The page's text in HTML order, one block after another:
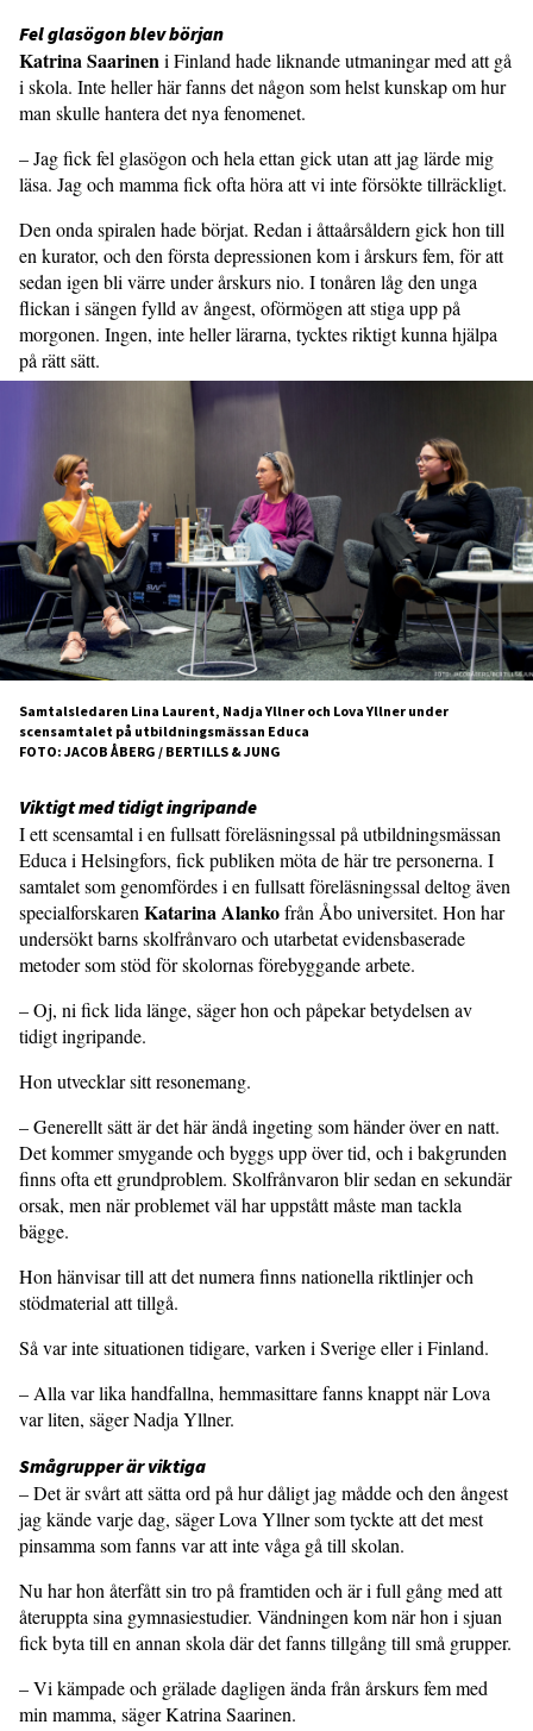
Fel glasögon blev början
Katrina Saarineni Finland hade liknande utmaningar med att gå
i skola. Inte heller här fanns det någon som helst kunskap om hur
man skulle hantera det nya fenomenet.
– Jag fick fel glasögon och hela ettan gick utan att jag lärde mig
läsa. Jag och mamma fick ofta höra att vi inte försökte tillräckligt.
Den onda spiralen hade börjat. Redan i åttaårsåldern gick hon till
en kurator, och den första depressionen kom i årskurs fem, för att
sedan igen bli värre under årskurs nio. I tonåren låg den unga
flickan i sängen fylld av ångest, oförmögen att stiga upp på
morgonen. Ingen, inte heller lärarna, tycktes riktigt kunna hjälpa
på rätt sätt.
Samtalsledaren Lina Laurent, Nadja Yllner och Lova Yllner under
scensamtalet på utbildningsmässan Educa
FOTO: JACOB ÅBERG / BERTILLS & JUNG
Viktigt med tidigt ingripande
I ett scensamtal i en fullsatt föreläsningssal på utbildningsmässan
Educa i Helsingfors, fick publiken möta de här tre personerna. I
samtalet som genomfördes i en fullsatt föreläsningssal deltog även
specialforskaren Katarina Alankofrån Åbo universitet. Hon har
undersökt barns skolfrånvaro och utarbetat evidensbaserade
metoder som stöd för skolornas förebyggande arbete.
– Oj, ni fick lida länge, säger hon och påpekar betydelsen av
tidigt ingripande.
Hon utvecklar sitt resonemang.
– Generellt sätt är det här ändå ingeting som händer över en natt.
Det kommer smygande och byggs upp över tid, och i bakgrunden
finns ofta ett grundproblem. Skolfrånvaron blir sedan en sekundär
orsak, men när problemet väl har uppstått måste man tackla
bägge.
Hon hänvisar till att det numera finns nationella riktlinjer och
stödmaterial att tillgå.
Så var inte situationen tidigare, varken i Sverige eller i Finland.
– Alla var lika handfallna, hemmasittare fanns knappt när Lova
var liten, säger Nadja Yllner.
Smågrupper är viktiga
– Det är svårt att sätta ord på hur dåligt jag mådde och den ångest
jag kände varje dag, säger Lova Yllner som tyckte att det mest
pinsamma som fanns var att inte våga gå till skolan.
Nu har hon återfått sin tro på framtiden och är i full gång med att
återuppta sina gymnasiestudier. Vändningen kom när hon i sjuan
fick byta till en annan skola där det fanns tillgång till små grupper.
– Vi kämpade och grälade dagligen ända från årskurs fem med
min mamma, säger Katrina Saarinen.